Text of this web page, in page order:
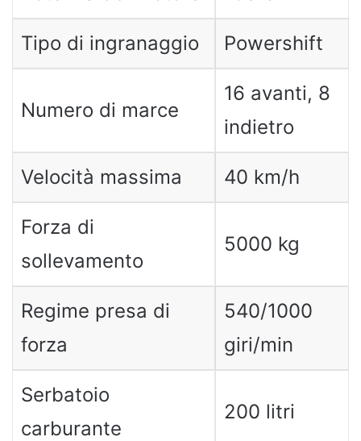
Tipo di ingranaggio Powershift
Numero di marce
16 avanti, 8
indietro
Velocità massima 40 km/h
Forza di
sollevamento
5000 kg
Regime presa di
forza
540/1000
giri/min
Serbatoio
carburante
200 litri